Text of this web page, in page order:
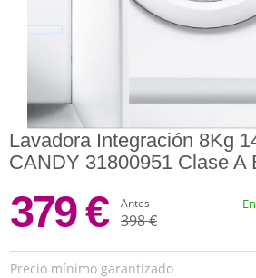
Lavadora Integración 8Kg
CANDY 31800951 Clase A
379 € Antes
398 €
Precio mínimo garantizado